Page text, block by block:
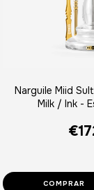
Narguile Miid
Milk / Ink -
COMPRAR